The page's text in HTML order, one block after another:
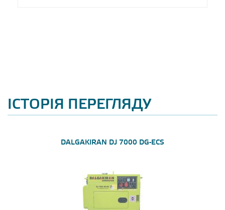
ІСТОРІЯ ПЕРЕГЛЯДУ
DALGAKIRAN DJ 7000 DG-ECS